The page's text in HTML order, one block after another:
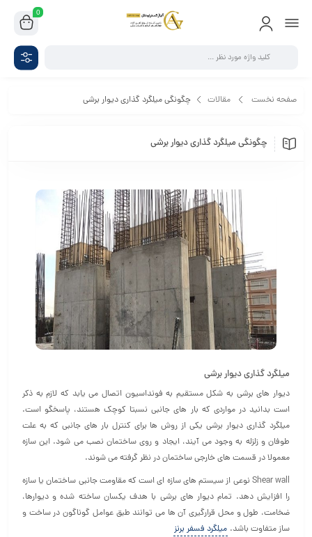
0
صفحه نخست مقالات چگونگی میلگرد گذاری دیوار برشی
چگونگی میلگرد گذاری دیوار برشی
میلگرد گذاری دیوار برشی
دیوار های برشی به شکل مستقیم به فونداسیون اتصال می یابد که لازم به ذکر
است بدانید در مواردی که بار های جانبی نسبتا کوچک هستند، پاسخگو است.
میلگرد گذاری دیوار برشی یکی از روش ها برای کنترل بار های جانبی که به علت
طوفان و زلزله به وجود می آیند، ایجاد و روی ساختمان نصب می شود. این سازه
معمولا در قسمت های خارجی ساختمان در نظر گرفته می شوند.
Shear wall نوعی از سیستم های سازه ای است که مقاومت جانبی ساختمان یا سازه
را افزایش دهد. تمام دیوار های برشی با هدف یکسان ساخته شده و دیوارها،
ضخامت، طول و محل قرارگیری آن ها می توانند طبق عوامل گوناگون در ساخت و
ساز متفاوت باشد. میلگرد فسفر برنز